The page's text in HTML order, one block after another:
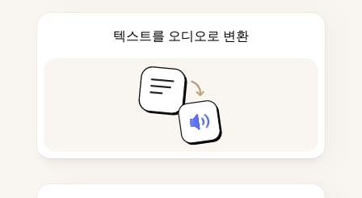
텍스트를 오디오로 변환